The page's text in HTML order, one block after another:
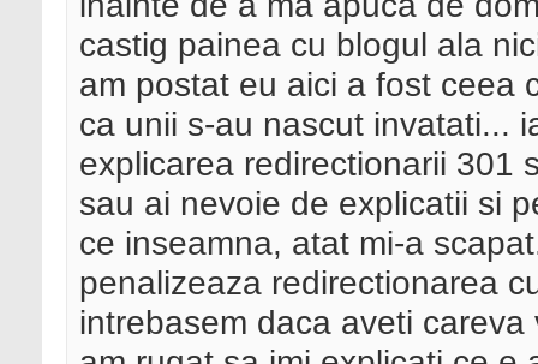
castig painea cu blogul ala
am postat eu aici a fost ceea
ca unii s-au nascut invatati...
explicarea redirectionarii 301
sau ai nevoie de explicatii si
ce inseamna, atat mi-a
penalizeaza redirectionarea
intrebasem daca aveti